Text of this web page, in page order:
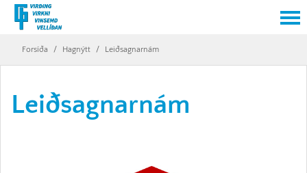
Forsíða / Hagnýtt / Leiðsagnarnám
Leiðsagnarnám